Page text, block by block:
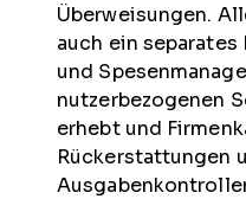
Überweisungen.
auch ein
und
nutzerbezogenen
erhebt und
Rückerstattungen